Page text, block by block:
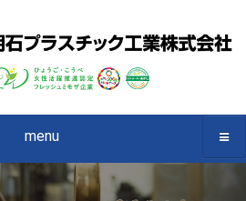
menu